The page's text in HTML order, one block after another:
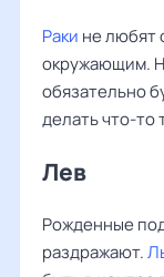
Раки не любят
окружающим.
обязательно
делать что-то
Лев
Рожденные
раздражают.